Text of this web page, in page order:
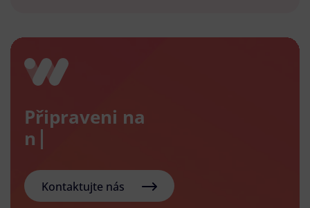
Připraveni na
nový e-
Kontaktujte nás